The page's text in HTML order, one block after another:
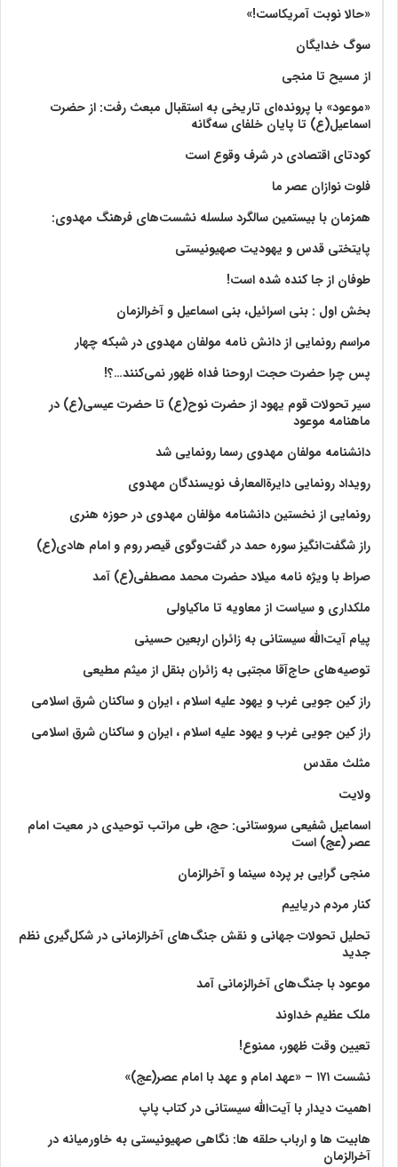
«حالا نوبت آمریکاست!»
سوگ خدایگان
از مسیح تا منجی
«موعود» با پرونده‌ای تاریخی به استقبال مبعث رفت: از حضرت
اسماعیل(ع) تا پایان خلفای سه‌گانه
کودتای اقتصادی در شرف وقوع است
فلوت نوازان عصر ما
همزمان با بیستمین سالگرد سلسله نشست‌های فرهنگ مهدوی:‌
پایتختی قدس و یهودیت صهیونیستی
طوفان از جا کنده شده است!
بخش اول : بنی اسرائیل، بنی اسماعیل و آخرالزمان
مراسم رونمایی از دانش نامه مولفان مهدوی در شبکه چهار
پس چرا حضرت حجت اروحنا فداه ظهور نمی‌کنند…؟!
سیر تحولات قوم یهود از حضرت نوح(ع) تا حضرت عیسی(ع) در
ماهنامه موعود
دانشنامه مولفان مهدوی رسما رونمایی شد
رویداد رونمایی دایرةالمعارف نویسندگان مهدوی
رونمایی از نخستین دانشنامه مؤلفان مهدوی در حوزه هنری
راز شگفت‌انگیز سوره حمد در گفت‌وگوی قیصر روم و امام هادی(ع)
صراط با ویژه نامه میلاد حضرت محمد مصطفی(ع) آمد
ملکداری و سیاست از معاویه تا ماکیاولی
پیام آیت‌الله سیستانی به زائران اربعین حسینی
توصیه‌های حاج‌آقا مجتبی به زائران بنقل از میثم مطیعی
راز کین جویی غرب و یهود علیه اسلام ، ایران و ساکنان شرق اسلامی
راز کین جویی غرب و یهود علیه اسلام ، ایران و ساکنان شرق اسلامی
مثلث مقدس
ولايت‏
اسماعیل شفیعی سروستانی: حج، طی مراتب توحیدی در معیت امام
عصر (عج) است
منجی گرایی بر پرده سینما و آخرالزمان
کنار مردم دریاییم
تحلیل تحولات جهانی و نقش جنگ‌های آخرالزمانی در شکل‌گیری نظم
جدید
موعود با جنگ‌های آخرالزمانی آمد
ملک عظیم خداوند
تعیین وقت ظهور، ممنوع!
نشست ۱۷۱ – «عهد امام و عهد با امام عصر(عج)»
اهمیت دیدار با آیت‌الله سیستانی در کتاب پاپ
هابیت ها و ارباب حلقه ها: نگاهی صهیونیستی به خاورمیانه در
آخرالزمان